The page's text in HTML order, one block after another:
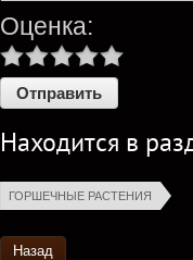
Оценка:
Находится в
ГОРШЕЧНЫЕ РАСТЕНИЯ
Назад